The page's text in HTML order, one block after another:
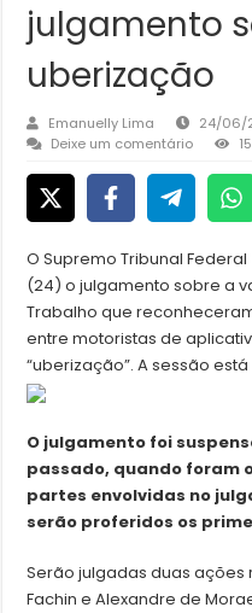
julgamento
uberização
Emanuelly Lima 24/06/
Deixe um comentário
O Supremo Tribunal
(24) o julgamento sobre a
Trabalho que
entre motoristas de
“uberização”. A sessão
O julgamento foi
passado, quando foram
partes envolvidas no
serão proferidos os
Serão julgadas duas ações
Fachin e Alexandre de